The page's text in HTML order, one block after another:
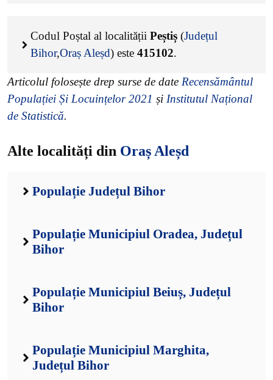
Codul Poștal al localității Peștiș (Județul
Bihor,Oraș Aleșd) este 415102.
Articolul folosește drep surse de date Recensământul
Populației Și Locuințelor 2021 și Institutul Național
de Statistică.
Alte localități din Oraș Aleșd
Populație Județul Bihor
Populație Municipiul Oradea, Județul
Bihor
Populație Municipiul Beiuș, Județul
Bihor
Populație Municipiul Marghita,
Județul Bihor